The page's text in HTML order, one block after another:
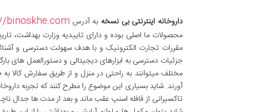
داروخانه اینترنتی بی نسخه به آدرس binoskhe.com/
محصولات ما اصلی بوده و دارای تاییدیه وزارت بهداشت،
مقررات تجارت الکترونیک و با هدف سهولت دسترسی و
جزئیات دسترسی به ابزارهای دیجیتالی و دستورالعمل های
مختلف میتوانند به راحتی در منزل و از طریق سفارش کالا
آورند. شاید بسیاری این موضوع را مطرح کنند که تجربه
تاکسیرانی از قافله اسنپ عقب ماند و بعد از مدت ها جدال